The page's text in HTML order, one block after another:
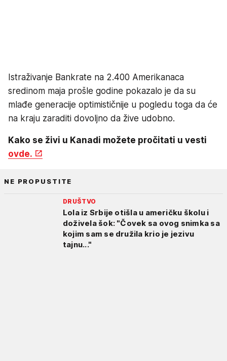
Istraživanje Bankrate na 2.400 Amerikanaca
sredinom maja prošle godine pokazalo je da su
mlađe generacije optimističnije u pogledu toga da će
na kraju zaraditi dovoljno da žive udobno.
Kako se živi u Kanadi možete pročitati u vesti
ovde.
NE PROPUSTITE
DRUŠTVO
Lola iz Srbije otišla u američku školu i
doživela šok: "Čovek sa ovog snimka sa
kojim sam se družila krio je jezivu
tajnu..."